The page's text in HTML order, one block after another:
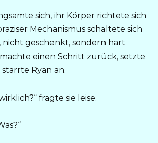
sich, ihr Körper richtete sich
Mechanismus schaltete sich
nicht geschenkt, sondern hart
einen Schritt zurück, setzte
Ryan an.
fragte sie leise.